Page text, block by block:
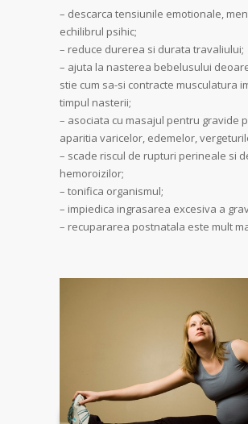
– descarca tensiunile emotionale,
echilibrul psihic;
– reduce durerea si durata travaliului;
– ajuta la nasterea bebelusului
stie cum sa-si contracte musculatura
timpul nasterii;
– asociata cu masajul pentru gravide
aparitia varicelor, edemelor,
– scade riscul de rupturi perineale si
hemoroizilor;
– tonifica organismul;
– impiedica ingrasarea excesiva a
– recupararea postnatala este mult